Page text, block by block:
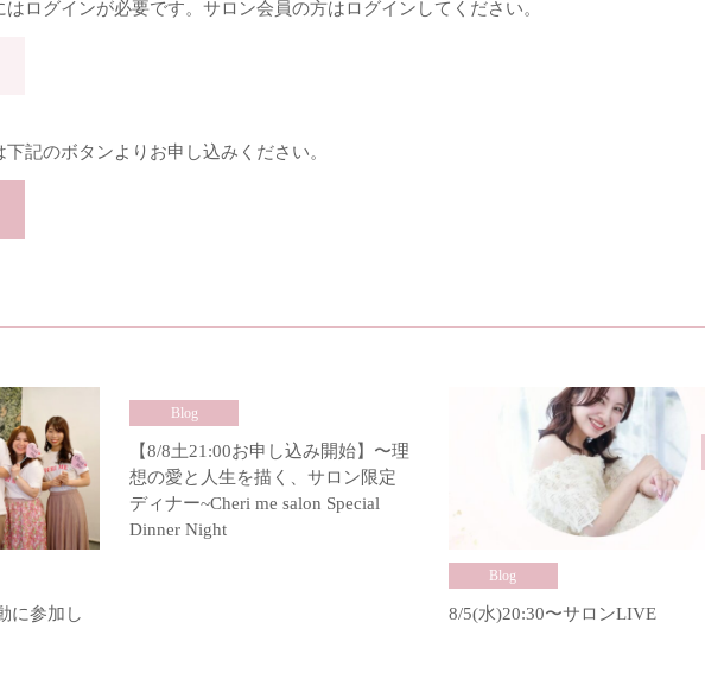
ログインが必要です。サロン会員の方はログインしてください。
記のボタンよりお申し込みください。
に参加し
Blog
【8/8土21:00お申し込み開始】〜理
想の愛と人生を描く、サロン限定
ディナー~Cheri me salon Special
Dinner Night
Blog
8/5(水)20:30〜サロンLIVE